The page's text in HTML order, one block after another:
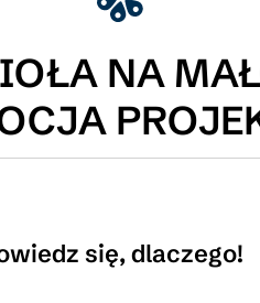
NA
się, dlaczego!